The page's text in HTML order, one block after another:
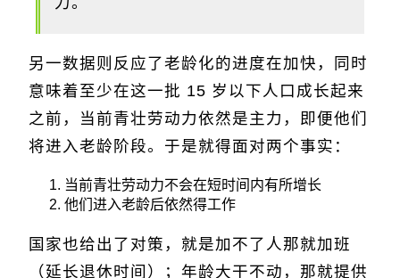
另一数据则反应了老龄化的进度在加快，同时
意味着至少在这一批 15 岁以下人口成长起来
之前，当前青壮劳动力依然是主力，即便他们
将进入老龄阶段。于是就得面对两个事实：
当前青壮劳动力不会在短时间内有所增长
他们进入老龄后依然得工作
国家也给出了对策，就是加不了人那就加班
（延长退休时间）；年龄大干不动，那就提供